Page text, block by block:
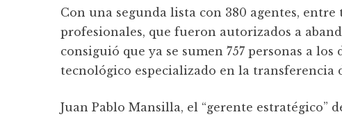
Con una segunda lista con 380 agentes,
profesionales, que fueron autorizados a
consiguió que ya se sumen 757 personas a
tecnológico especializado en la
Juan Pablo Mansilla, el “gerente estratégico”